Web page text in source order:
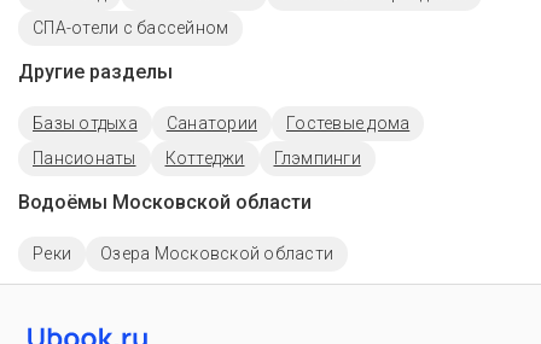
СПА-отели с бассейном
Другие разделы
Базы отдыха Санатории
Гостевые дома
Пансионаты
Коттеджи Глэмпинги
Водоёмы Московской области
Реки Озера Московской области